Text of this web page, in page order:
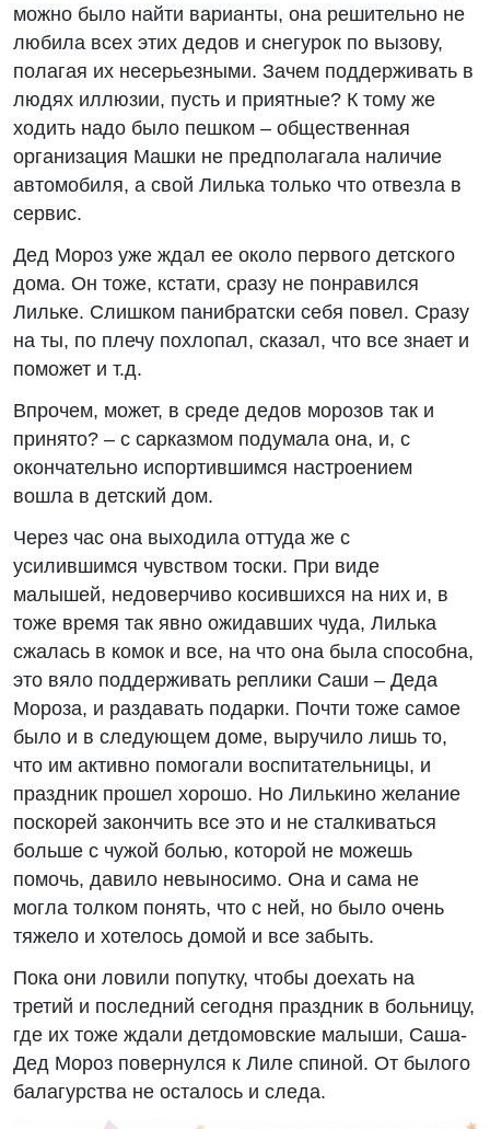
можно было найти варианты, она решительно не
любила всех этих дедов и снегурок по вызову,
полагая их несерьезными. Зачем поддерживать в
людях иллюзии, пусть и приятные? К тому же
ходить надо было пешком – общественная
организация Машки не предполагала наличие
автомобиля, а свой Лилька только что отвезла в
сервис.
Дед Мороз уже ждал ее около первого детского
дома. Он тоже, кстати, сразу не понравился
Лильке. Слишком панибратски себя повел. Сразу
на ты, по плечу похлопал, сказал, что все знает и
поможет и т.д.
Впрочем, может, в среде дедов морозов так и
принято? – с сарказмом подумала она, и, с
окончательно испортившимся настроением
вошла в детский дом.
Через час она выходила оттуда же с
усилившимся чувством тоски. При виде
малышей, недоверчиво косившихся на них и, в
тоже время так явно ожидавших чуда, Лилька
сжалась в комок и все, на что она была способна,
это вяло поддерживать реплики Саши – Деда
Мороза, и раздавать подарки. Почти тоже самое
было и в следующем доме, выручило лишь то,
что им активно помогали воспитательницы, и
праздник прошел хорошо. Но Лилькино желание
поскорей закончить все это и не сталкиваться
больше с чужой болью, которой не можешь
помочь, давило невыносимо. Она и сама не
могла толком понять, что с ней, но было очень
тяжело и хотелось домой и все забыть.
Пока они ловили попутку, чтобы доехать на
третий и последний сегодня праздник в больницу,
где их тоже ждали детдомовские малыши, Саша-
Дед Мороз повернулся к Лиле спиной. От былого
балагурства не осталось и следа.